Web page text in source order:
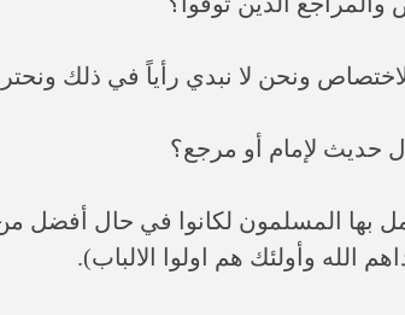
بها المسلمون لكانوا في حال أفضل
الله وأولئك هم اولوا الالباب).